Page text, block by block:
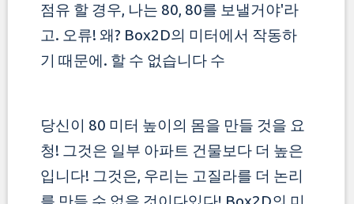
점유 할 경우, 나는 80, 80를 보낼거야'라
고. 오류! 왜? Box2D의 미터에서 작동하
기 때문에. 할 수 없습니다 수
당신이 80 미터 높이의 몸을 만들 것을 요
청! 그것은 일부 아파트 건물보다 더 높은
입니다! 그것은, 우리는 고질라를 더 논리